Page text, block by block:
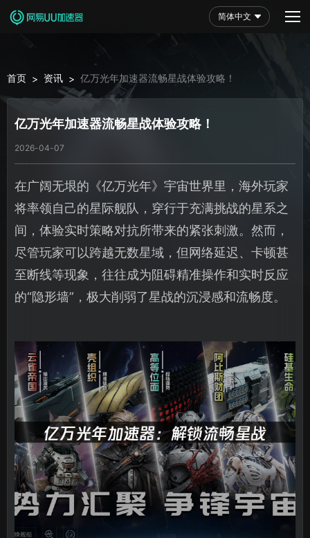
简体中文
首页 > 资讯 > 亿万光年加速器流畅星战体验攻略！
亿万光年加速器流畅星战体验攻略！
2026-04-07
在广阔无垠的《亿万光年》宇宙世界里，海外玩家
将率领自己的星际舰队，穿行于充满挑战的星系之
间，体验实时策略对抗所带来的紧张刺激。然而，
尽管玩家可以跨越无数星域，但网络延迟、卡顿甚
至断线等现象，往往成为阻碍精准操作和实时反应
的“隐形墙”，极大削弱了星战的沉浸感和流畅度。